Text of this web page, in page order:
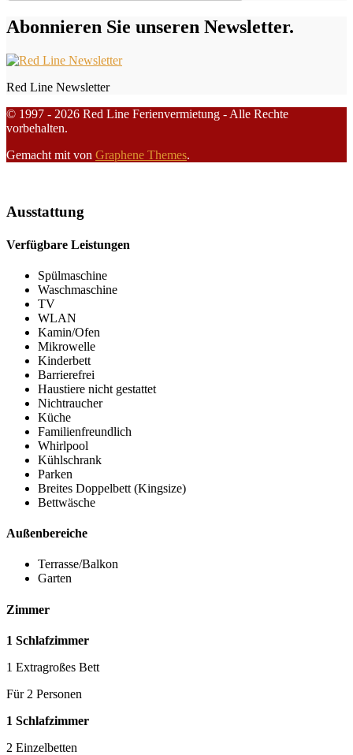
Abonnieren Sie unseren Newsletter.
Red Line Newsletter
© 1997 - 2026 Red Line Ferienvermietung - Alle Rechte
vorbehalten.
Gemacht mit von Graphene Themes.
Ausstattung
Verfügbare Leistungen
Spülmaschine
Waschmaschine
TV
WLAN
Kamin/Ofen
Mikrowelle
Kinderbett
Barrierefrei
Haustiere nicht gestattet
Nichtraucher
Küche
Familienfreundlich
Whirlpool
Kühlschrank
Parken
Breites Doppelbett (Kingsize)
Bettwäsche
Außenbereiche
Terrasse/Balkon
Garten
Zimmer
1 Schlafzimmer
1 Extragroßes Bett
Für 2 Personen
1 Schlafzimmer
2 Einzelbetten